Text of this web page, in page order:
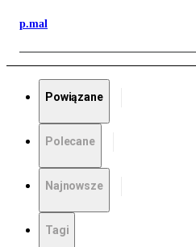
p.mal
Powiązane
Polecane
Najnowsze
Tagi